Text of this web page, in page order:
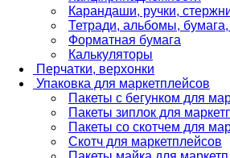
Карандаши, ручки,
Тетради, альбомы, бумага,
Форматная бумага
Калькуляторы
Перчатки, верхонки
Упаковка для маркетплейсов
Пакеты с бегунком для
Пакеты зиплок для
Пакеты со скотчем для
Скотч для маркетплейсов